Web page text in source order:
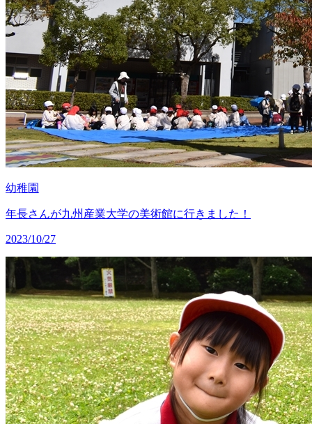
幼稚園
年長さんが九州産業大学の美術館に行きました！
2023/10/27